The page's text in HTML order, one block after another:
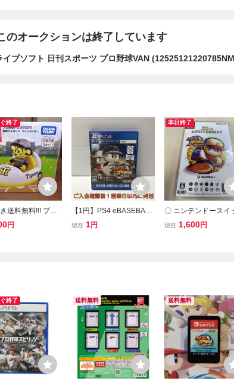
のオークションは終了しています
ブソフト 日刊スポーツ プロ野球VAN
終了
送料無料!!! プロ
カ2025・阪神タ
円
【1円】PS4 eBASEBALL
パワフルプロ野球2020 ゲ
現在 1円
本日終了
〇 ニンテンドースイ
Switch パワフルプロ
現在 1,600円
終了 送料無料 送料無料